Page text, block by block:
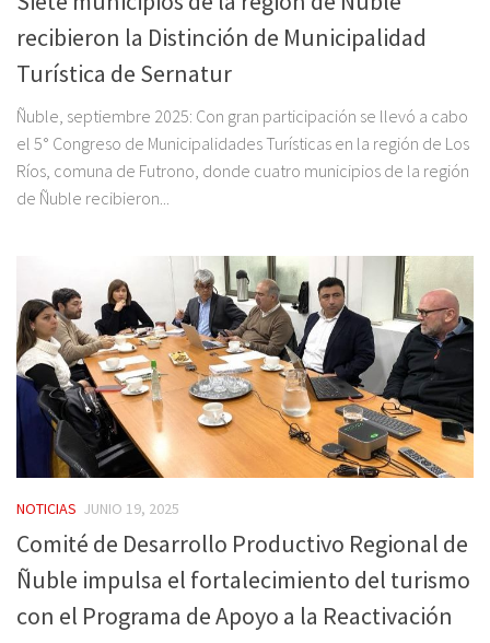
recibieron la Distinción de Municipalidad
Turística de Sernatur
Ñuble, septiembre 2025: Con gran participación se llevó a cabo
el 5° Congreso de Municipalidades Turísticas en la región de Los
Ríos, comuna de Futrono, donde cuatro municipios de la región
de Ñuble recibieron...
NOTICIAS JUNIO 19, 2025
Comité de Desarrollo Productivo Regional de
Ñuble impulsa el fortalecimiento del turismo
con el Programa de Apoyo a la Reactivación